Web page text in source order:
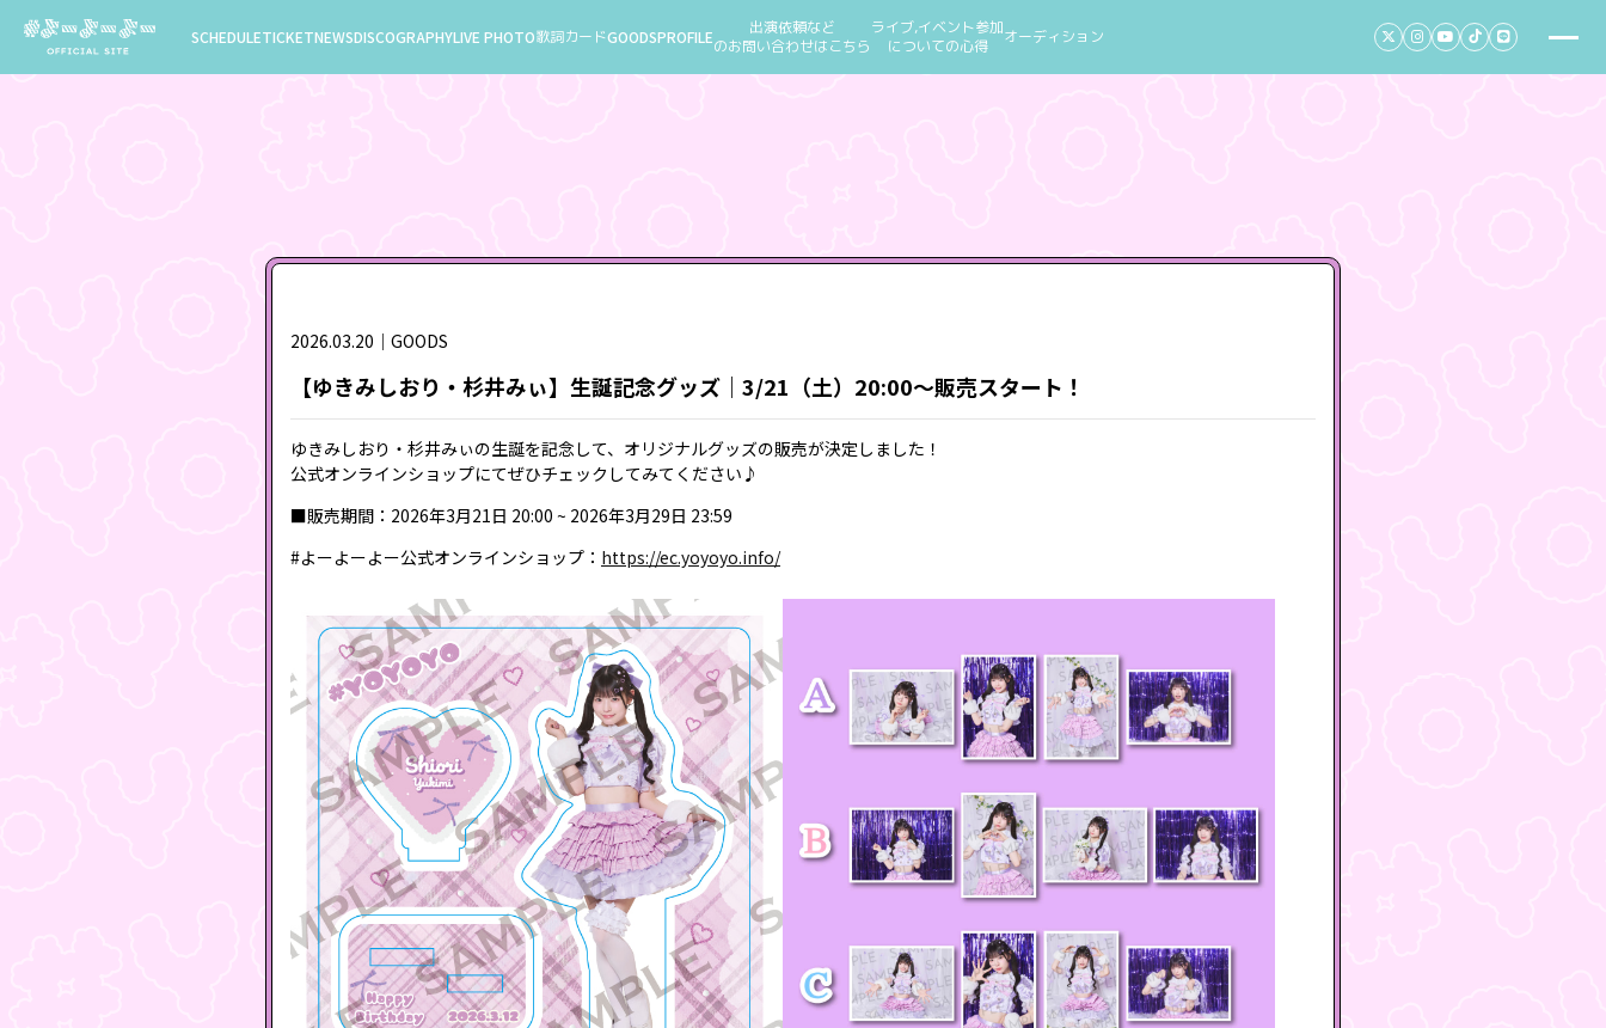
SCHEDULETICKETNEWSDISCOGRAPHYLIVE PHOTO歌詞カードGOODSPROFILE
出演依頼など
のお問い合わせはこちら
ライブ,イベント参加
についての心得
オーディション
2026.03.20｜GOODS
【ゆきみしおり・杉井みぃ】生誕記念グッズ｜3/21（土）20:00～販売スタート！
ゆきみしおり・杉井みぃの生誕を記念して、オリジナルグッズの販売が決定しました！
公式オンラインショップにてぜひチェックしてみてください♪
■販売期間：2026年3月21日 20:00 ~ 2026年3月29日 23:59
#よーよーよー公式オンラインショップ： https://ec.yoyoyo.info/